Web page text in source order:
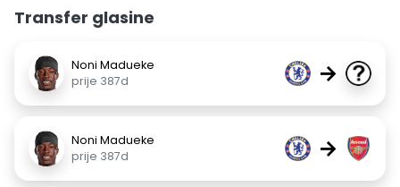
Transfer glasine
Noni Madueke
prije 387d
→
Noni Madueke
prije 387d
→